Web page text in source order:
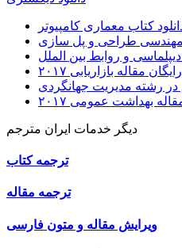
کتاب معماری کامپیوتر
مهندسی طراحی و پل سازی
و روابط بین الملل
مقاله بازاریابی ۲۰۱۷
رشته مدیریت جهانگردی
بهداشت عمومی ۲۰۱۷
دیگر خدمات ایران مترجم
ترجمه کتاب
ترجمه مقاله
ویرایش مقاله و متون فارسی